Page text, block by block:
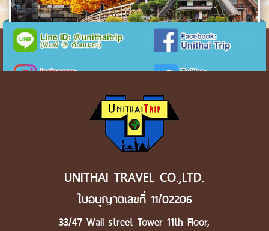
UNITHAI TRAVEL CO.,LTD.
ใบอนุญาตเลขที่ 11/02206
33/47 Wall street Tower 11th Floor,